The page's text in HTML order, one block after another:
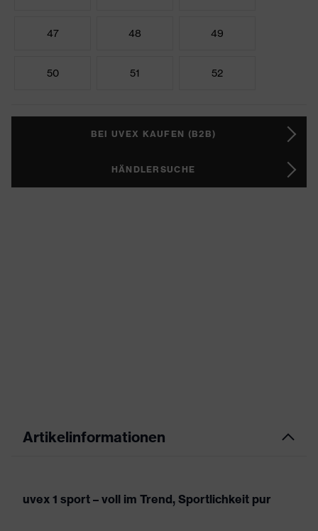
47 48 49
50 51 52
BEI UVEX KAUFEN (B2B)
HÄNDLERSUCHE
Artikelinformationen
uvex 1 sport – voll im Trend, Sportlichkeit pur